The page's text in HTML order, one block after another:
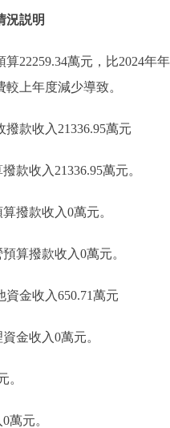
況説明
萬元，比2024年年
上年度減少導致。
款收入21336.95萬元
收入21336.95萬元。
款收入0萬元。
撥款收入0萬元。
金收入650.71萬元
收入0萬元。
元。